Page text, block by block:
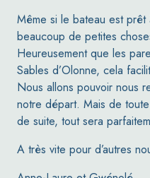
Même si le bateau est
beaucoup de petites
Heureusement que les
Sables d’Olonne, cela
Nous allons pouvoir nous
notre départ. Mais de
de suite, tout sera
A très vite pour d’autres